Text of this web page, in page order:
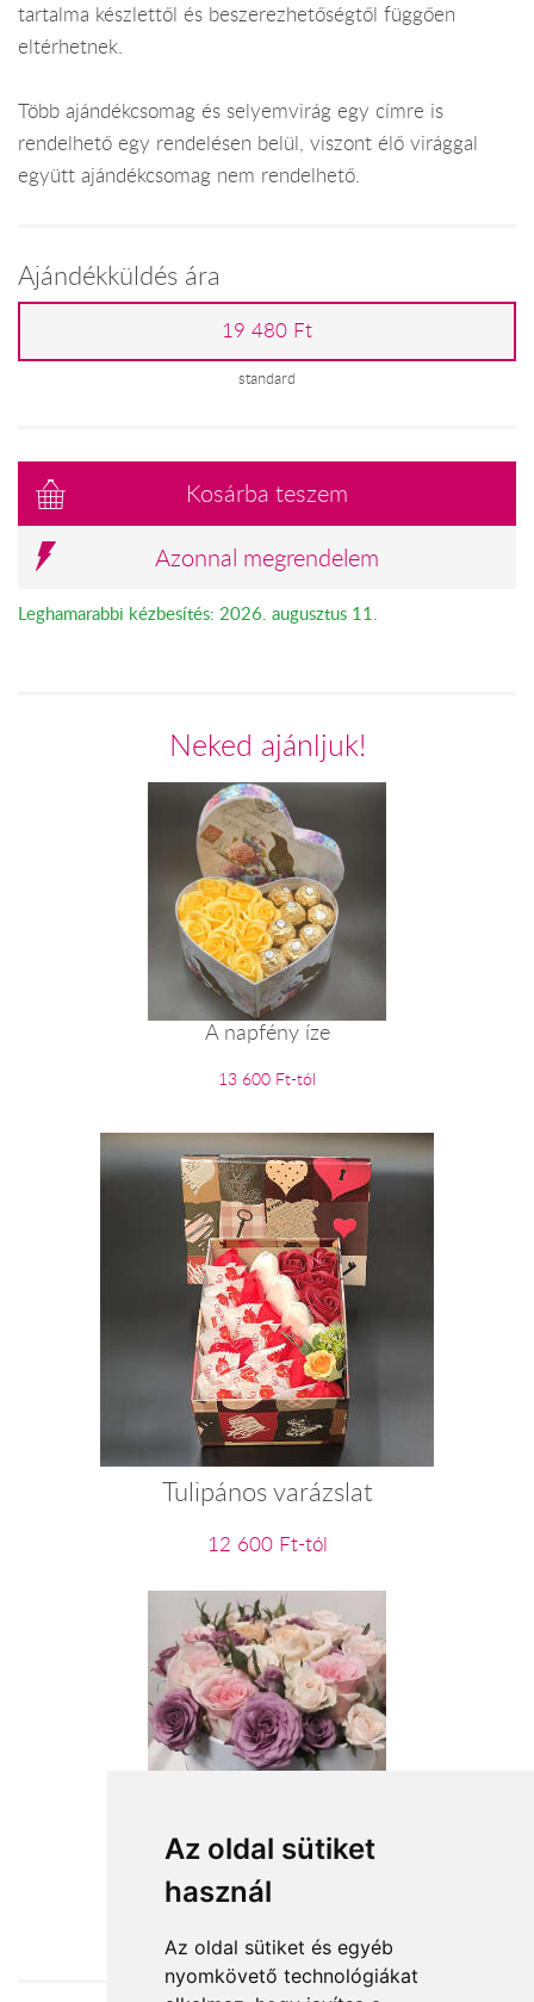
Az oldal sütiket
használ
Az oldal sütiket és egyéb
nyomkövető technológiákat
tartalma készlettől és beszerezhetőségtől függően
eltérhetnek.
Több ajándékcsomag és selyemvirág egy címre is
rendelhető egy rendelésen belül, viszont élő virággal
együtt ajándékcsomag nem rendelhető.
Ajándékküldés ára
19 480 Ft
standard
Kosárba teszem
Azonnal megrendelem
Leghamarabbi kézbesítés: 2026. augusztus 11.
Neked ajánljuk!
A napfény íze
13 600 Ft-tól
Tulipános varázslat
12 600 Ft-tól
Rózsakertem dobozban
74 000 Ft-tól